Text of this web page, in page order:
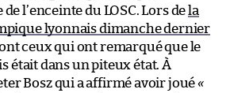
l’enceinte du LOSC. Lors de la
lyonnais dimanche dernier
ceux qui ont remarqué que le
était dans un piteux état. À
Bosz qui a affirmé avoir joué«